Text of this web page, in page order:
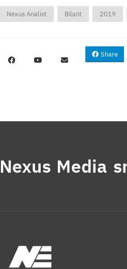
Nexus Analist Bilant 2019
Share
Nexus Media